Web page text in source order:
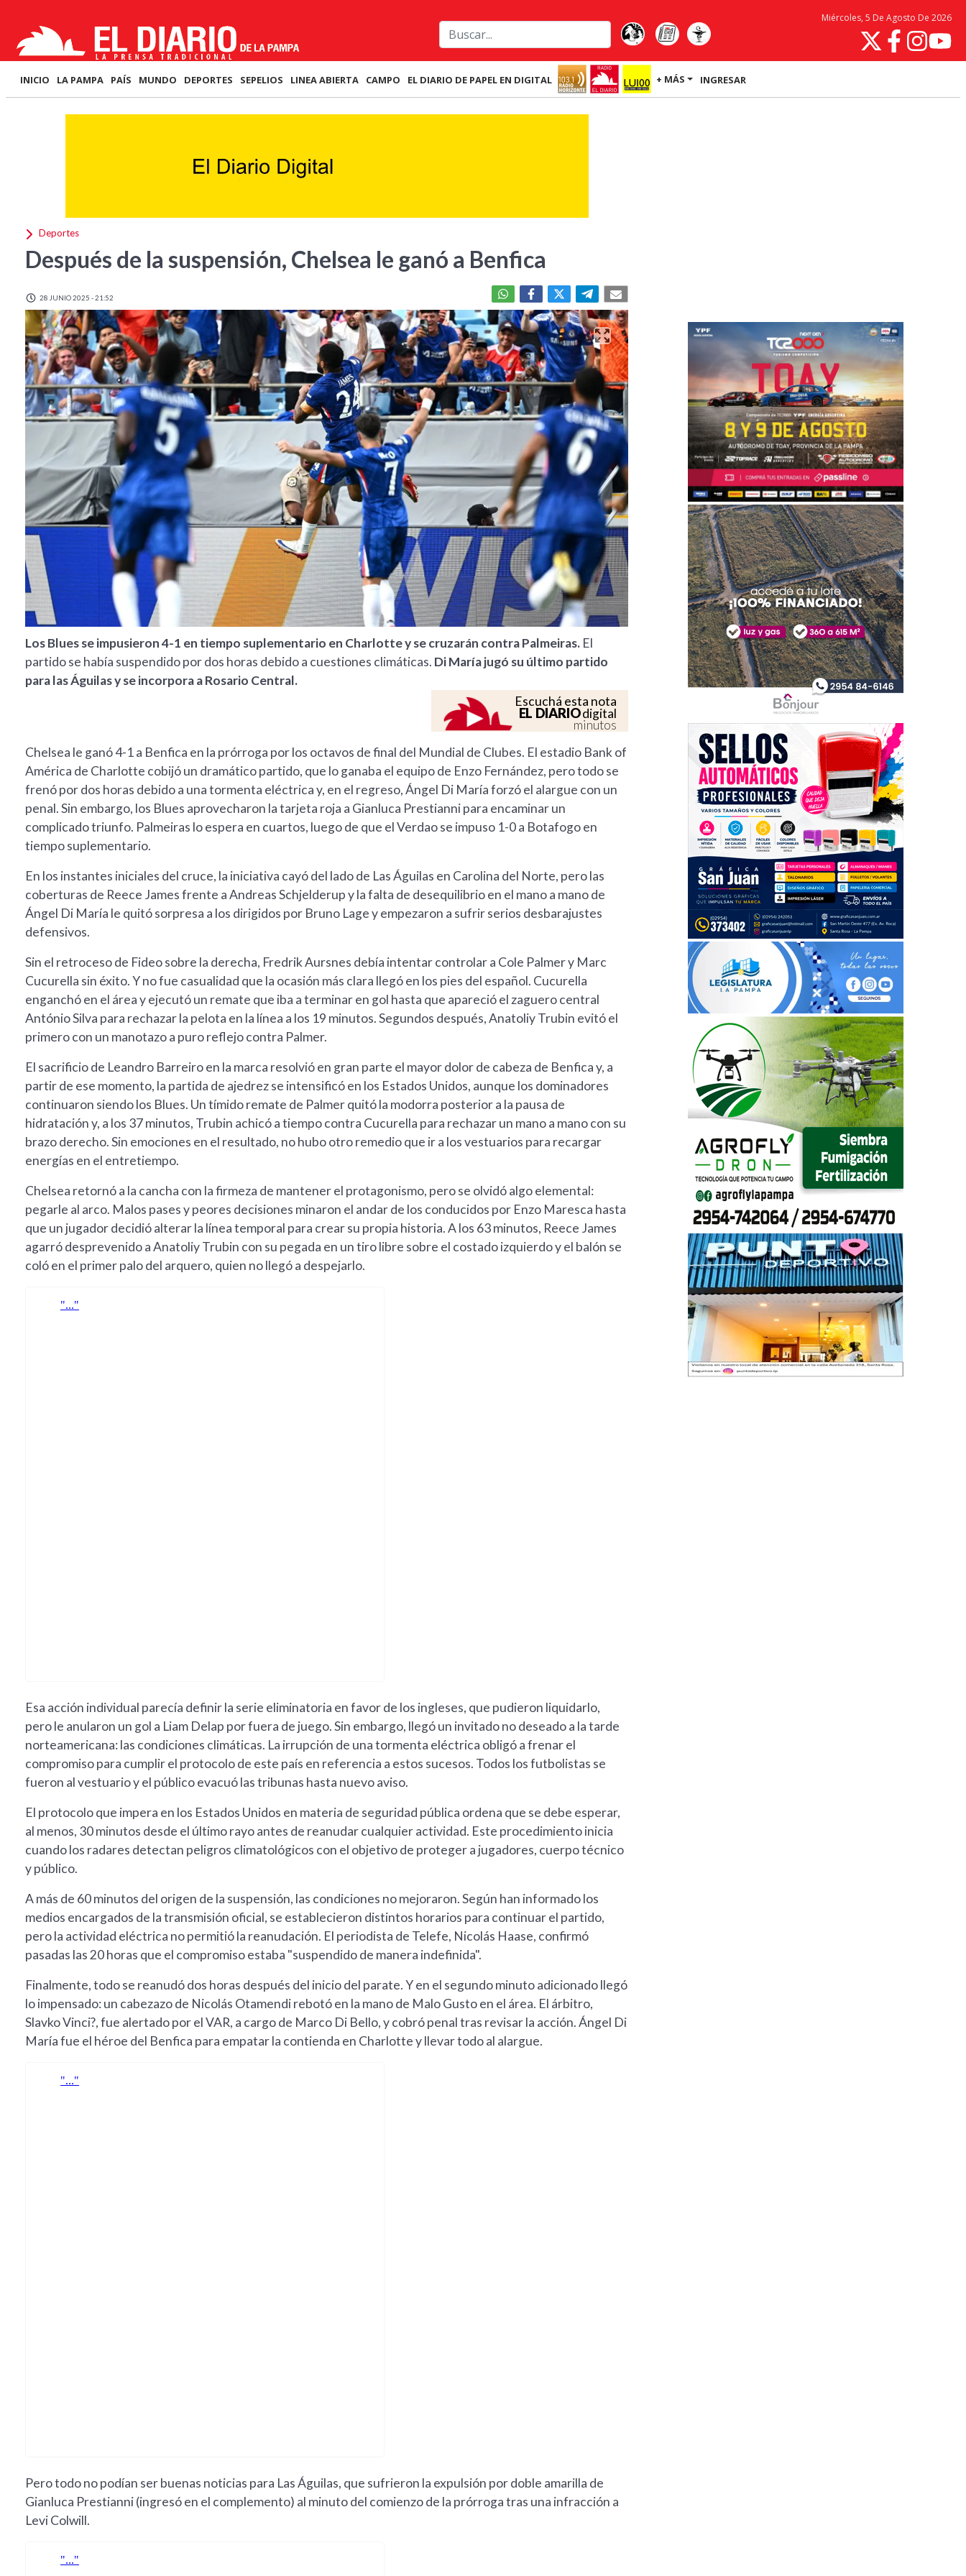
Miércoles, 5 De Agosto De 2026
INICIO LA PAMPA PAÍS MUNDO DEPORTES SEPELIOS LINEA ABIERTA CAMPO EL DIARIO DE PAPEL EN DIGITAL + MÁS INGRESAR
Deportes
Después de la suspensión, Chelsea le ganó a Benfica
28 JUNIO 2025 - 21:52
Los Blues se impusieron 4-1 en tiempo suplementario en Charlotte y se cruzarán contra Palmeiras. El
partido se había suspendido por dos horas debido a cuestiones climáticas. Di María jugó su último partido
para las Águilas y se incorpora a Rosario Central.
Escuchá esta nota
EL DIARIOdigital
minutos
Chelsea le ganó 4-1 a Benfica en la prórroga por los octavos de final del Mundial de Clubes. El estadio Bank of
América de Charlotte cobijó un dramático partido, que lo ganaba el equipo de Enzo Fernández, pero todo se
frenó por dos horas debido a una tormenta eléctrica y, en el regreso, Ángel Di María forzó el alargue con un
penal. Sin embargo, los Blues aprovecharon la tarjeta roja a Gianluca Prestianni para encaminar un
complicado triunfo. Palmeiras lo espera en cuartos, luego de que el Verdao se impuso 1-0 a Botafogo en
tiempo suplementario.
En los instantes iniciales del cruce, la iniciativa cayó del lado de Las Águilas en Carolina del Norte, pero las
coberturas de Reece James frente a Andreas Schjelderup y la falta de desequilibrio en el mano a mano de
Ángel Di María le quitó sorpresa a los dirigidos por Bruno Lage y empezaron a sufrir serios desbarajustes
defensivos.
Sin el retroceso de Fideo sobre la derecha, Fredrik Aursnes debía intentar controlar a Cole Palmer y Marc
Cucurella sin éxito. Y no fue casualidad que la ocasión más clara llegó en los pies del español. Cucurella
enganchó en el área y ejecutó un remate que iba a terminar en gol hasta que apareció el zaguero central
António Silva para rechazar la pelota en la línea a los 19 minutos. Segundos después, Anatoliy Trubin evitó el
primero con un manotazo a puro reflejo contra Palmer.
El sacrificio de Leandro Barreiro en la marca resolvió en gran parte el mayor dolor de cabeza de Benfica y, a
partir de ese momento, la partida de ajedrez se intensificó en los Estados Unidos, aunque los dominadores
continuaron siendo los Blues. Un tímido remate de Palmer quitó la modorra posterior a la pausa de
hidratación y, a los 37 minutos, Trubin achicó a tiempo contra Cucurella para rechazar un mano a mano con su
brazo derecho. Sin emociones en el resultado, no hubo otro remedio que ir a los vestuarios para recargar
energías en el entretiempo.
Chelsea retornó a la cancha con la firmeza de mantener el protagonismo, pero se olvidó algo elemental:
pegarle al arco. Malos pases y peores decisiones minaron el andar de los conducidos por Enzo Maresca hasta
que un jugador decidió alterar la línea temporal para crear su propia historia. A los 63 minutos, Reece James
agarró desprevenido a Anatoliy Trubin con su pegada en un tiro libre sobre el costado izquierdo y el balón se
coló en el primer palo del arquero, quien no llegó a despejarlo.
Esa acción individual parecía definir la serie eliminatoria en favor de los ingleses, que pudieron liquidarlo,
pero le anularon un gol a Liam Delap por fuera de juego. Sin embargo, llegó un invitado no deseado a la tarde
norteamericana: las condiciones climáticas. La irrupción de una tormenta eléctrica obligó a frenar el
compromiso para cumplir el protocolo de este país en referencia a estos sucesos. Todos los futbolistas se
fueron al vestuario y el público evacuó las tribunas hasta nuevo aviso.
El protocolo que impera en los Estados Unidos en materia de seguridad pública ordena que se debe esperar,
al menos, 30 minutos desde el último rayo antes de reanudar cualquier actividad. Este procedimiento inicia
cuando los radares detectan peligros climatológicos con el objetivo de proteger a jugadores, cuerpo técnico
y público.
A más de 60 minutos del origen de la suspensión, las condiciones no mejoraron. Según han informado los
medios encargados de la transmisión oficial, se establecieron distintos horarios para continuar el partido,
pero la actividad eléctrica no permitió la reanudación. El periodista de Telefe, Nicolás Haase, confirmó
pasadas las 20 horas que el compromiso estaba "suspendido de manera indefinida".
Finalmente, todo se reanudó dos horas después del inicio del parate. Y en el segundo minuto adicionado llegó
lo impensado: un cabezazo de Nicolás Otamendi rebotó en la mano de Malo Gusto en el área. El árbitro,
Slavko Vinci?, fue alertado por el VAR, a cargo de Marco Di Bello, y cobró penal tras revisar la acción. Ángel Di
María fue el héroe del Benfica para empatar la contienda en Charlotte y llevar todo al alargue.
Pero todo no podían ser buenas noticias para Las Águilas, que sufrieron la expulsión por doble amarilla de
Gianluca Prestianni (ingresó en el complemento) al minuto del comienzo de la prórroga tras una infracción a
Levi Colwill.